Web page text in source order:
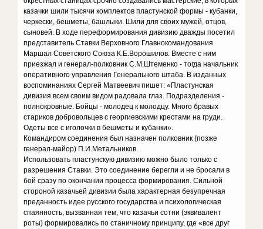
казачки шили тысячи комплектов пластунской формы - кубанки,
черкески, бешметы, башлыки. Шили для своих мужей, отцов,
сыновей. В ходе переформирования дивизию дважды посетил
представитель Ставки Верховного Главнокомандования
Маршал Советского Союза К.Е.Ворошилов. Вместе с ним
приезжал и генерал-полковник С.М.Штеменко - тогда начальник
оперативного управления Генерального штаба. В изданных
воспоминаниях Сергей Матвеевич пишет: «Пластунская
дивизия всем своим видом радовала глаз. Подразделения -
полнокровные. Бойцы - молодец к молодцу. Много бравых
стариков добровольцев с георгиевскими крестами на груди.
Одеты все с иголочки в бешметы и кубанки».
Командиром соединения был назначен полковник (позже
генерал-майор) П.И.Метальников.
Использовать пластунскую дивизию можно было только с
разрешения Ставки. Это соединение берегли и не бросали в
бой сразу по окончании процесса формирования. Сильной
стороной казачьей дивизии была характерная безупречная
преданность идее русского государства и психологическая
спаянность, вызванная тем, что казачьи сотни (эквивалент
роты) формировались по станичному принципу, где «все друг